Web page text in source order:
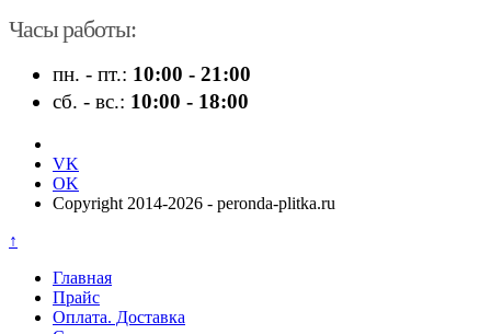
Часы работы:
пн. - пт.: 10:00 - 21:00
сб. - вс.: 10:00 - 18:00
VK
OK
Copyright 2014-2026 - peronda-plitka.ru
↑
Главная
Прайс
Оплата. Доставка